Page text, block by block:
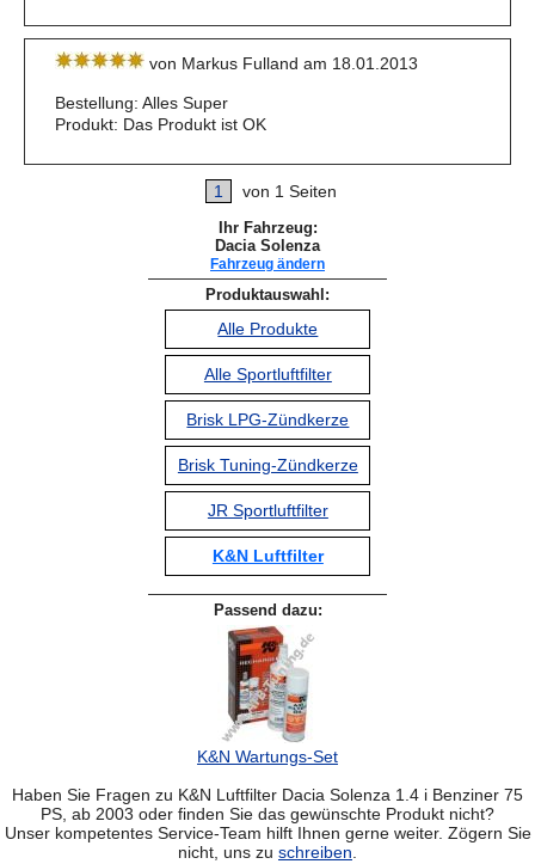
von Markus Fulland am 18.01.2013
Bestellung: Alles Super
Produkt: Das Produkt ist OK
1 von 1 Seiten
Ihr Fahrzeug:
Dacia Solenza
Fahrzeug ändern
Produktauswahl:
Alle Produkte
Alle Sportluftfilter
Brisk LPG-Zündkerze
Brisk Tuning-Zündkerze
JR Sportluftfilter
K&N Luftfilter
Passend dazu:
K&N Wartungs-Set
Haben Sie Fragen zu K&N Luftfilter Dacia Solenza 1.4 i Benziner 75
PS, ab 2003 oder finden Sie das gewünschte Produkt nicht?
Unser kompetentes Service-Team hilft Ihnen gerne weiter. Zögern Sie
nicht, uns zu schreiben